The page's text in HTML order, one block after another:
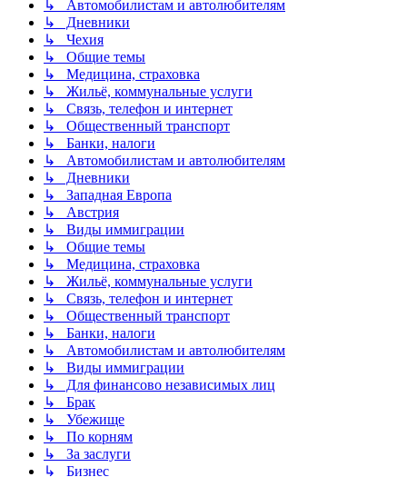
↳ Автомобилистам и автолюбителям
↳ Дневники
↳ Чехия
↳ Общие темы
↳ Медицина, страховка
↳ Жильё, коммунальные услуги
↳ Связь, телефон и интернет
↳ Общественный транспорт
↳ Банки, налоги
↳ Автомобилистам и автолюбителям
↳ Дневники
↳ Западная Европа
↳ Австрия
↳ Виды иммиграции
↳ Общие темы
↳ Медицина, страховка
↳ Жильё, коммунальные услуги
↳ Связь, телефон и интернет
↳ Общественный транспорт
↳ Банки, налоги
↳ Автомобилистам и автолюбителям
↳ Виды иммиграции
↳ Для финансово независимых лиц
↳ Брак
↳ Убежище
↳ По корням
↳ За заслуги
↳ Бизнес